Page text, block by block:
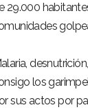
29.000
los
sus actos por